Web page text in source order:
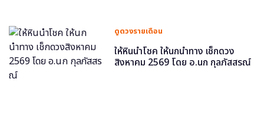
ดูดวงรายเดือน
ให้หินนำโชค ให้นกนำทาง เช็กดวง
สิงหาคม 2569 โดย อ.นก กุลภัสสรณ์